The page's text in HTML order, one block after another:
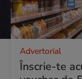
Advertorial
Înscrie-te